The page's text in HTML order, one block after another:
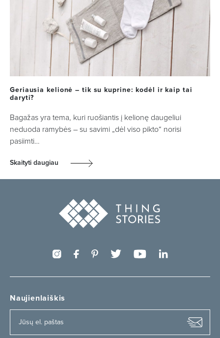
Geriausia kelionė – tik su kuprine: kodėl ir kaip tai
daryti?
Bagažas yra tema, kuri ruošiantis į kelionę daugeliui
neduoda ramybės – su savimi „dėl viso pikto“ norisi
pasiimti…
Skaityti daugiau
Naujienlaiškis